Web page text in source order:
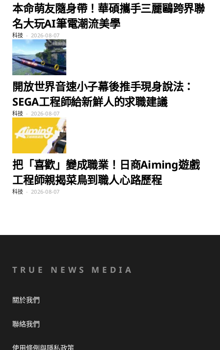
本命萌友隨身帶！華碩攜手三麗鷗跨界聯
名大玩AI筆電潮流美學
科技 2026-08-07
開放世界音速小子幕後推手現身說法：
SEGA工程師給新鮮人的求職建議
科技 2026-08-07
把「喜歡」變成職業！日商Aiming遊戲
工程師親揭菜鳥到職人心路歷程
科技 2026-08-07
TRUE NEWS MEDIA
關於我們
聯絡我們
使用條例與隱私政策